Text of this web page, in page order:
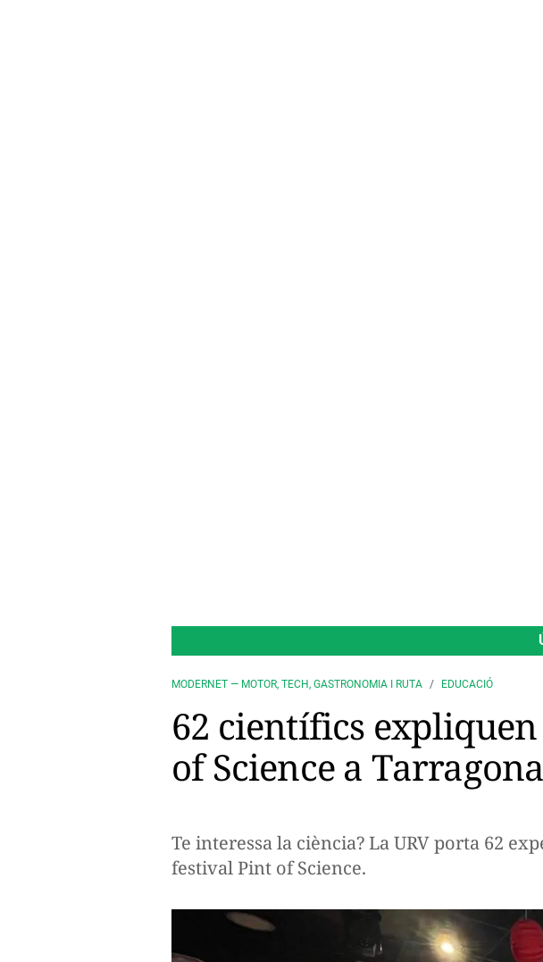
MODERNET — MOTOR, TECH, GASTRONOMIA I RUTA EDUCACIÓ
62 científics
of Science a Tarragona
Te interessa la ciència? La URV porta 62
festival Pint of Science.